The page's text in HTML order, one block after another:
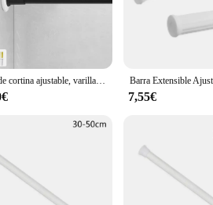
relaxation with our stainless steel shower
modern finish ensures that your
ensuring they remain rust-resistant and long-
you need for a hassle-free
looking to upgrade your bathroom or a
new shower setup in no time.
looks; they are also designed for
they can support heavier curtains without
get a combination of functionality and
Barra de cortina ajustable, varillas de cortina de resorte, varillas de cortina de ducha, sin perforación, barra telescópica antideslizante, varillas colgantes 27,56-141,7 pulgadas
7,55€